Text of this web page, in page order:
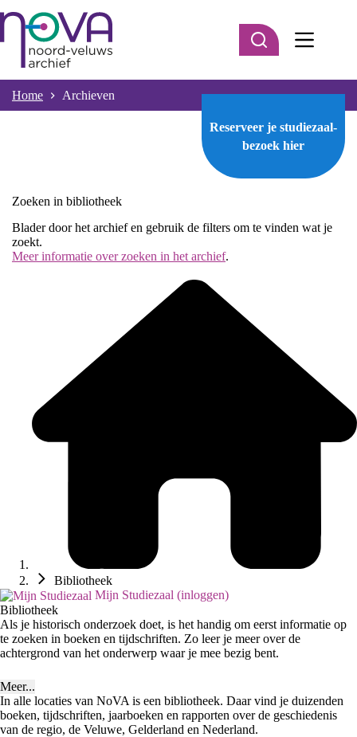
naar
inhoud
Home Archieven
Reserveer je studiezaal-
bezoek hier
Zoeken in bibliotheek
Blader door het archief en gebruik de filters om te vinden wat je
zoekt.
Meer informatie over zoeken in het archief.
Bibliotheek
Mijn Studiezaal (inloggen)
Bibliotheek
Als je historisch onderzoek doet, is het handig om eerst informatie op
te zoeken in boeken en tijdschriften. Zo leer je meer over de
achtergrond van het onderwerp waar je mee bezig bent.
Meer...
In alle locaties van NoVA is een bibliotheek. Daar vind je duizenden
boeken, tijdschriften, jaarboeken en rapporten over de geschiedenis
van de regio, de Veluwe, Gelderland en Nederland.